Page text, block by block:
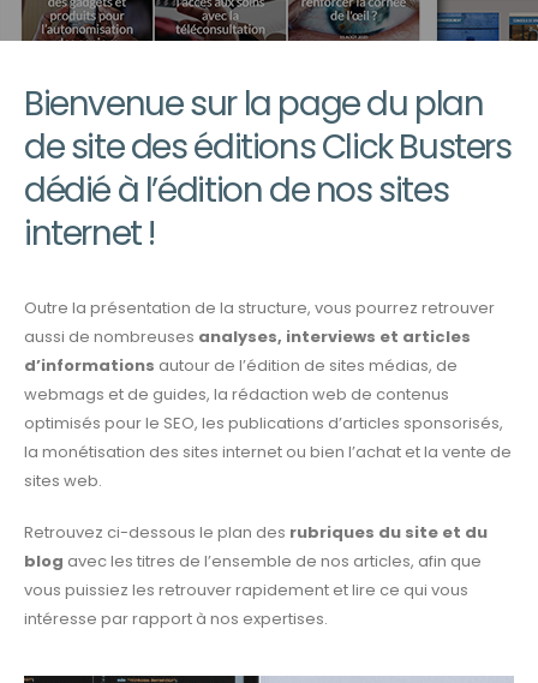
Bienvenue sur la page du plan
de site des éditions Click Busters
dédié à l’édition de nos sites
internet !
Outre la présentation de la structure, vous pourrez retrouver
aussi de nombreuses analyses, interviews et articles
d’informations autour de l’édition de sites médias, de
webmags et de guides, la rédaction web de contenus
optimisés pour le SEO, les publications d’articles sponsorisés,
la monétisation des sites internet ou bien l’achat et la vente de
sites web.
Retrouvez ci-dessous le plan des rubriques du site et du
blog avec les titres de l’ensemble de nos articles, afin que
vous puissiez les retrouver rapidement et lire ce qui vous
intéresse par rapport à nos expertises.